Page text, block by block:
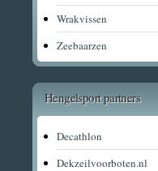
Wrakvissen
Zeebaarzen
Hengelsport partners
Decathlon
Dekzeilvoorboten.nl